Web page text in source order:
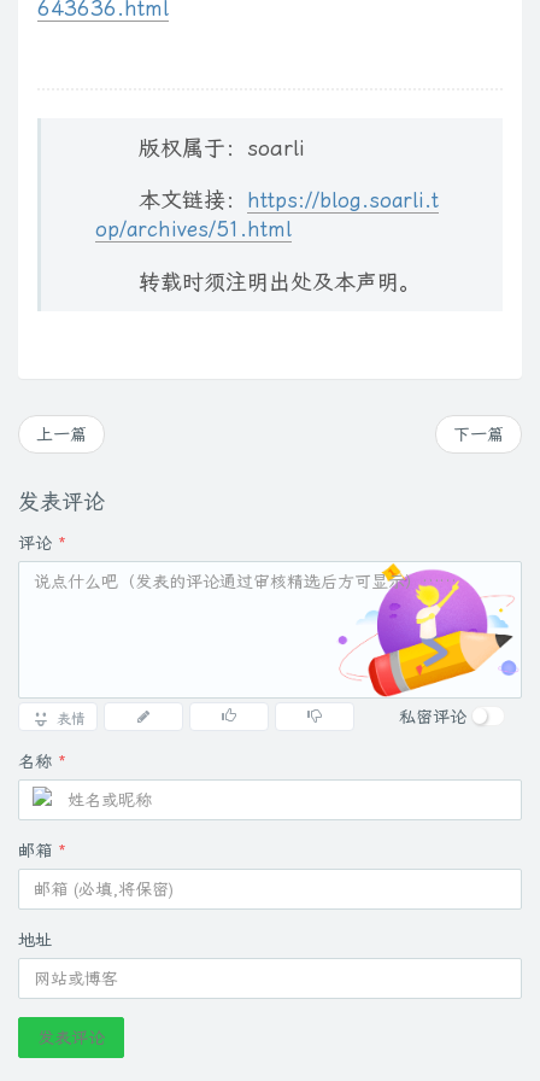
643636.html
版权属于：soarli
本文链接：
https://blog.soarli.t
op/archives/51.html
转载时须注明出处及本声明。
下一篇
上一篇
发表评论
评论 *
表情 私密评论
名称 *
邮箱 *
地址
发表评论